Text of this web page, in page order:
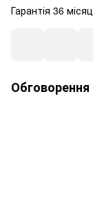
Гарантія 36
Обговорення